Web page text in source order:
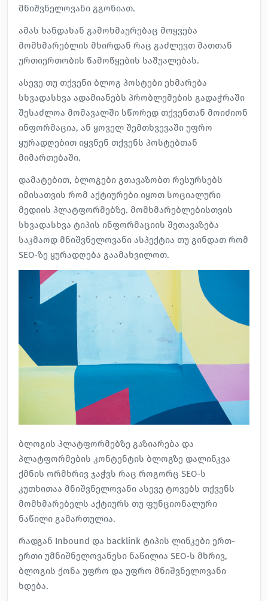
მნიშვნელოვანი გგონიათ.
ამას ხანდახან გამოხმაურებაც მოყვება
მომხმარებლის მხირდან რაც გაძლევთ მათთან
ურთიერთობის წამოწყების საშუალებას.
ასევე თუ თქვენი ბლოგ პოსტები ეხმარება
სხვადასხვა ადამიანებს პრობლემების გადაჭრაში
შესაძლოა მომავალში სწორედ თქვენთან მოიძიონ
ინფორმაცია, ან ყოველ შემთხვევაში უფრო
ყურადღებით იყვნენ თქვენს პოსტებთან
მიმართებაში.
დამატებით, ბლოგები გთავაზობთ რესურსებს
იმისათვის რომ აქტიურები იყოთ სოციალური
მედიის პლატფორმებზე. მომხმარებლებისთვის
სხვადასხვა ტიპის ინფორმაციის შეთავაზება
საკმაოდ მნიშვნელოვანი ასპექტია თუ გინდათ რომ
SEO-ზე ყურადღება გაამახვილოთ.
ბლოგის პლატფორმებზე გაზიარება და
პლატფორმების კონტენტის ბლოგზე დალინკვა
ქმნის ორმხრივ ჯაჭვს რაც როგორც SEO-ს
კუთხითაა მნიშვნელოვანი ასევე ტოვებს თქვენს
მომხმარებელს აქტიურს თუ ფუნციონალური
ნაწილი გამართულია.
რადგან Inbound და backlink ტიპის ლინკები ერთ-
ერთი უმნიშნელოვანესი ნაწილია SEO-ს მხრივ,
ბლოგის ქონა უფრო და უფრო მნიშვნელოვანი
ხდება.